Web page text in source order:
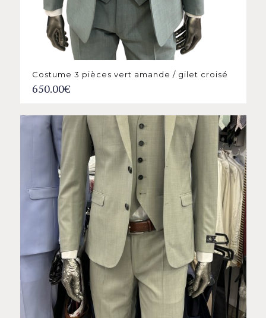
Costume 3 pièces vert amande / gilet croisé
650.00€